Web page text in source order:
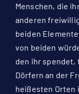
Menschen, die
anderen
beiden
von beiden
den ihr spendet,
Dörfern an der
heißesten Orten